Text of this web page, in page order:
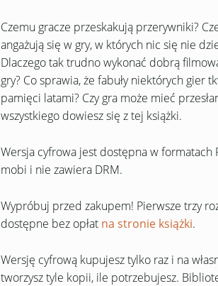
Czemu gracze przeskakują przerywniki?
angażują się w gry, w których nic się nie
Dlaczego tak trudno wykonać dobrą
gry? Co sprawia, że fabuły niektórych gier
pamięci latami? Czy gra może mieć
wszystkiego dowiesz się z tej książki.
Wersja cyfrowa jest dostępna w formatach
mobi i nie zawiera DRM.
Wypróbuj przed zakupem! Pierwsze trzy
dostępne bez opłat na stronie książki.
Wersję cyfrową kupujesz tylko raz i na
tworzysz tyle kopii, ile potrzebujesz.